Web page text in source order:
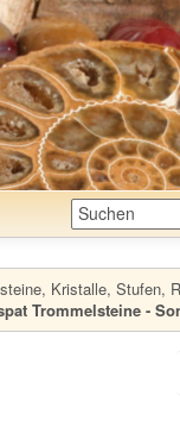
Kristalle, Stufen,
Trommelsteine -